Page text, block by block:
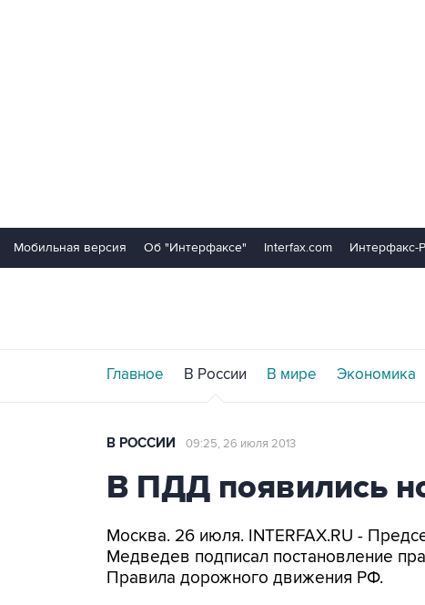
Мобильная версия Об "Интерфаксе" Interfax.com Интерфакс-
Главное В России В мире Экономика
В РОССИИ 09:25, 26 июля 2013
В ПДД появились
Москва. 26 июля. INTERFAX.RU -
Медведев подписал постановление
Правила дорожного движения РФ.